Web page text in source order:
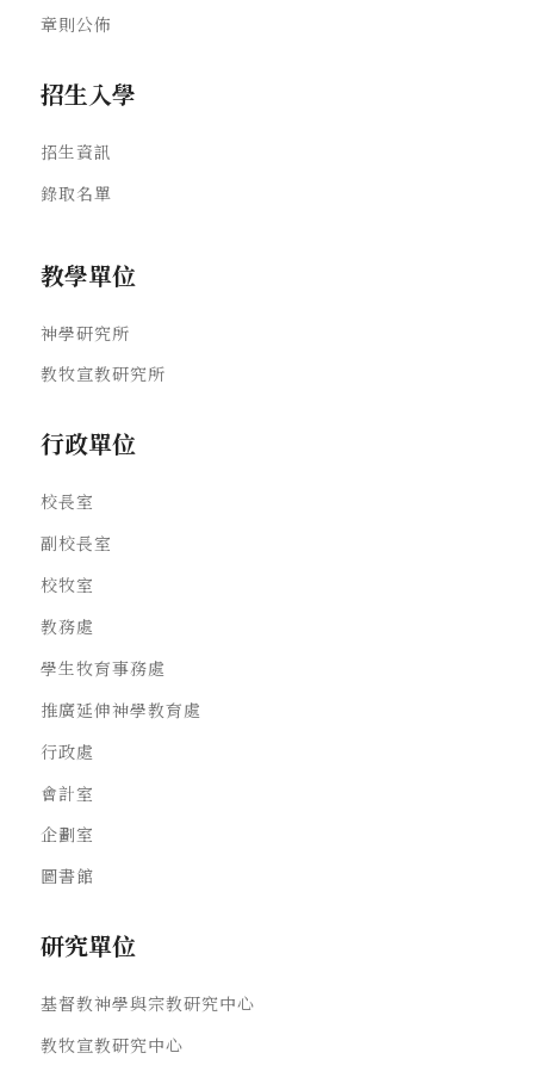
章則公佈
招生入學
招生資訊
錄取名單
教學單位
神學研究所
教牧宣教研究所
行政單位
校長室
副校長室
校牧室
教務處
學生牧育事務處
推廣延伸神學教育處
行政處
會計室
企劃室
圖書館
研究單位
基督教神學與宗教研究中心
教牧宣教研究中心